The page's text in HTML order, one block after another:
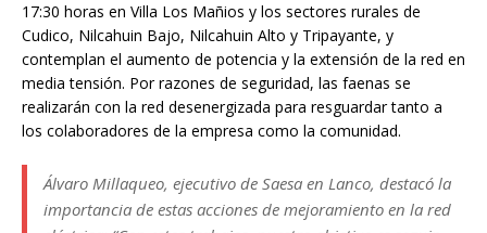
17:30 horas en Villa Los Mañios y los sectores rurales de
Cudico, Nilcahuin Bajo, Nilcahuin Alto y Tripayante, y
contemplan el aumento de potencia y la extensión de la red en
media tensión. Por razones de seguridad, las faenas se
realizarán con la red desenergizada para resguardar tanto a
los colaboradores de la empresa como la comunidad.
Álvaro Millaqueo, ejecutivo de Saesa en Lanco, destacó la
importancia de estas acciones de mejoramiento en la red